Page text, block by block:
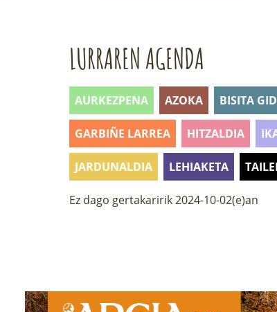
LURRAREN AGENDA
AURKEZPENA AZOKA BISITA
GARBIÑE LARREA HITZALDIA
JARDUNALDIA LEHIAKETA
Ez dago gertakaririk 2024-10-02(e)an